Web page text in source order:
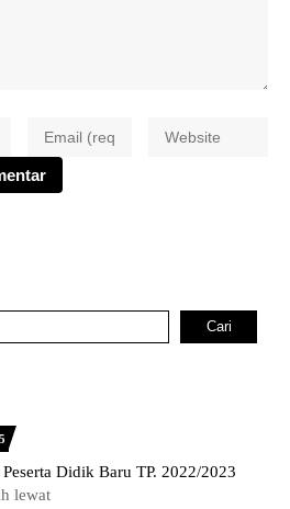
Cari
Peserta Didik Baru TP. 2022/2023
lewat